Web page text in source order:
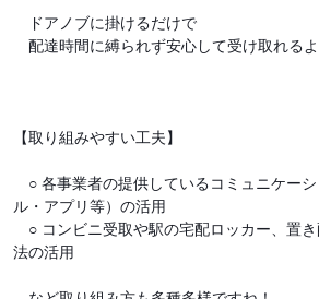
ドアノブに掛けるだけで
配達時間に縛られず安心して受け取れるよ
【取り組みやすい工夫】
○ 各事業者の提供しているコミュニケー
ル・アプリ等）の活用
○ コンビニ受取や駅の宅配ロッカー、置
法の活用